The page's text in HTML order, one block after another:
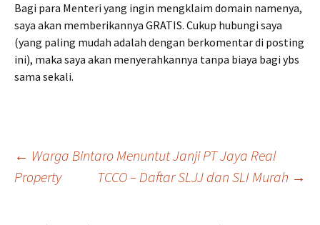
Bagi para Menteri yang ingin mengklaim domain namenya,
saya akan memberikannya GRATIS. Cukup hubungi saya
(yang paling mudah adalah dengan berkomentar di posting
ini), maka saya akan menyerahkannya tanpa biaya bagi ybs
sama sekali.
Post
← Warga Bintaro Menuntut Janji PT Jaya Real
Property
TCCO – Daftar SLJJ dan SLI Murah →